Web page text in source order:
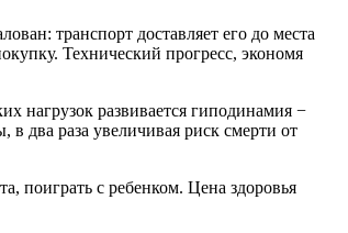
транспорт доставляет его до места
Технический прогресс, экономя
нагрузок развивается гиподинамия −
два раза увеличивая риск смерти от
поиграть с ребенком. Цена здоровья